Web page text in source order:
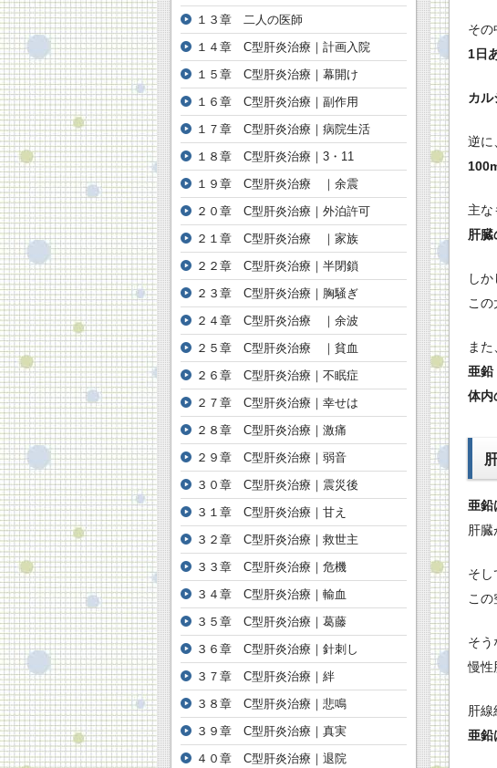
その
1日
カル
逆に
主な
肝臓
し
こ
ま
亜鉛
体内
亜鉛
肝臓
そし
この
そう
慢性
肝線
亜鉛
１３章 二人の医師
１４章 C型肝炎治療｜計画入院
１５章 C型肝炎治療｜幕開け
１６章 C型肝炎治療｜副作用
１７章 C型肝炎治療｜病院生活
１８章 C型肝炎治療｜3・11
１９章 C型肝炎治療 ｜余震
２０章 C型肝炎治療｜外泊許可
２１章 C型肝炎治療 ｜家族
２２章 C型肝炎治療｜半閉鎖
２３章 C型肝炎治療｜胸騒ぎ
２４章 C型肝炎治療 ｜余波
２５章 C型肝炎治療 ｜貧血
２６章 C型肝炎治療｜不眠症
２７章 C型肝炎治療｜幸せは
２８章 C型肝炎治療｜激痛
２９章 C型肝炎治療｜弱音
３０章 C型肝炎治療｜震災後
３１章 C型肝炎治療｜甘え
３２章 C型肝炎治療｜救世主
３３章 C型肝炎治療｜危機
３４章 C型肝炎治療｜輸血
３５章 C型肝炎治療｜葛藤
３６章 C型肝炎治療｜針刺し
３７章 C型肝炎治療｜絆
３８章 C型肝炎治療｜悲鳴
３９章 C型肝炎治療｜真実
４０章 C型肝炎治療｜退院